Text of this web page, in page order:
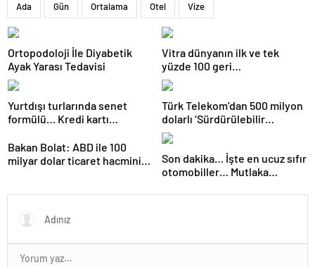
Ada Gün Ortalama Otel Vize
Ortopodoloji İle Diyabetik
Ayak Yarası Tedavisi
Vitra dünyanın ilk ve tek
yüzde 100 geri
dönüştürülmüş seramik
lavabosunu üretti: En çevreci
lavabo Türkiye’den
Yurtdışı turlarında senet
formülü… Kredi kartı
çıktı
Türk Telekom’dan 500 milyon
dolarlı ‘Sürdürülebilir
Eurobond’ ihracı
Bakan Bolat: ABD ile 100
milyar dolar ticaret hacmini
Son dakika… İşte en ucuz sıfır
otomobiller… Mutlaka